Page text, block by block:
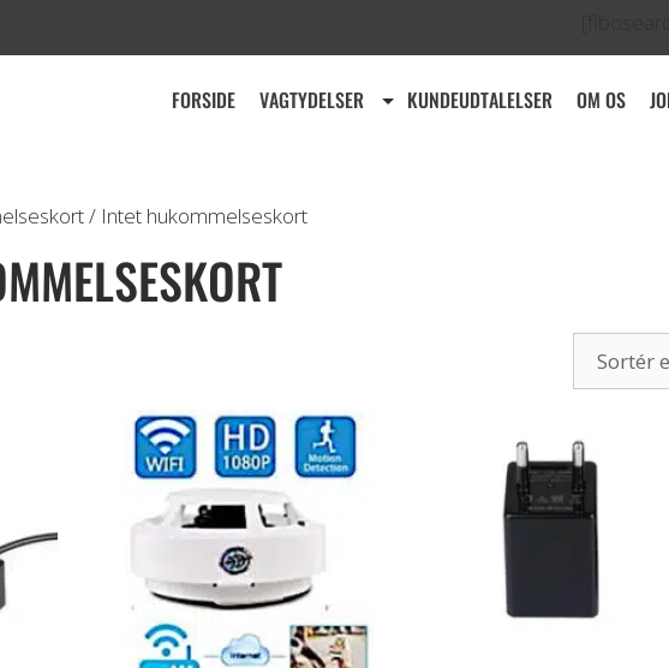
FORSIDE VAGTYDELSER KUNDEUDTALELSER OM OS
/ Intet hukommelseskort